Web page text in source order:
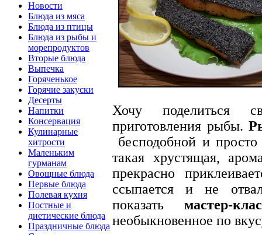
Новости
Блюда из мяса
Блюда из птицы
Блюда из рыбы и
морепродуктов
Вторые блюда
Выпечка
Горяченькое
Горячие закуски
Десерты
Напитки
Консервация
Кулинарные
хитрости
Маленьким
гурманам
Овощные блюда
Первые блюда
Полевая кухня
Постные и
диетические блюда
Праздничные блюда
Хочу поделиться
приготовления рыбы.
бесподобной и
такая хрустящая,
прекрасно
ссыпается и не
показать мастер-
необыкновенное по